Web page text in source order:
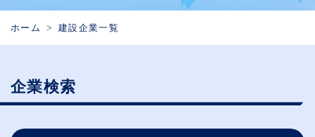
ホーム 建設企業一覧
企業検索